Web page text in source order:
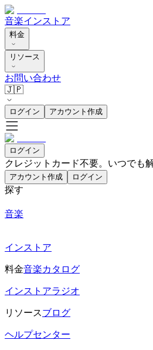
音楽インストア
料金
リソース
お問い合わせ
🇯🇵
ログイン アカウント作成
ログイン
クレジットカード不要。いつでも
アカウント作成 ログイン
探す
音楽
インストア
料金音楽カタログ
インストアラジオ
リソースブログ
ヘルプセンター